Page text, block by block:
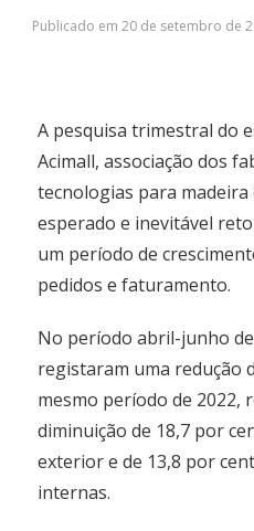
Publicado em 20 de setembro de
A pesquisa trimestral do
Acimall, associação dos
tecnologias para
esperado e inevitável
um período de
pedidos e faturamento.
No período abril-junho
registaram uma redução
mesmo período de 2022,
diminuição de 18,7 por
exterior e de 13,8 por
internas.